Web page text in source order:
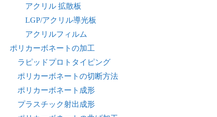
アクリル 拡散板
LGP/アクリル導光板
アクリルフィルム
ポリカーボネートの加工
ラピッドプロトタイピング
ポリカーボネートの切断方法
ポリカーボネート成形
プラスチック射出成形